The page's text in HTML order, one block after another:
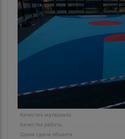
Качество материала
Качество работы
Сроки сдачи объекта